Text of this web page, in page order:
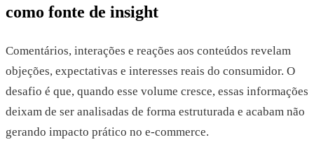
como fonte de insight
Comentários, interações e reações aos conteúdos revelam
objeções, expectativas e interesses reais do consumidor. O
desafio é que, quando esse volume cresce, essas informações
deixam de ser analisadas de forma estruturada e acabam não
gerando impacto prático no e-commerce.